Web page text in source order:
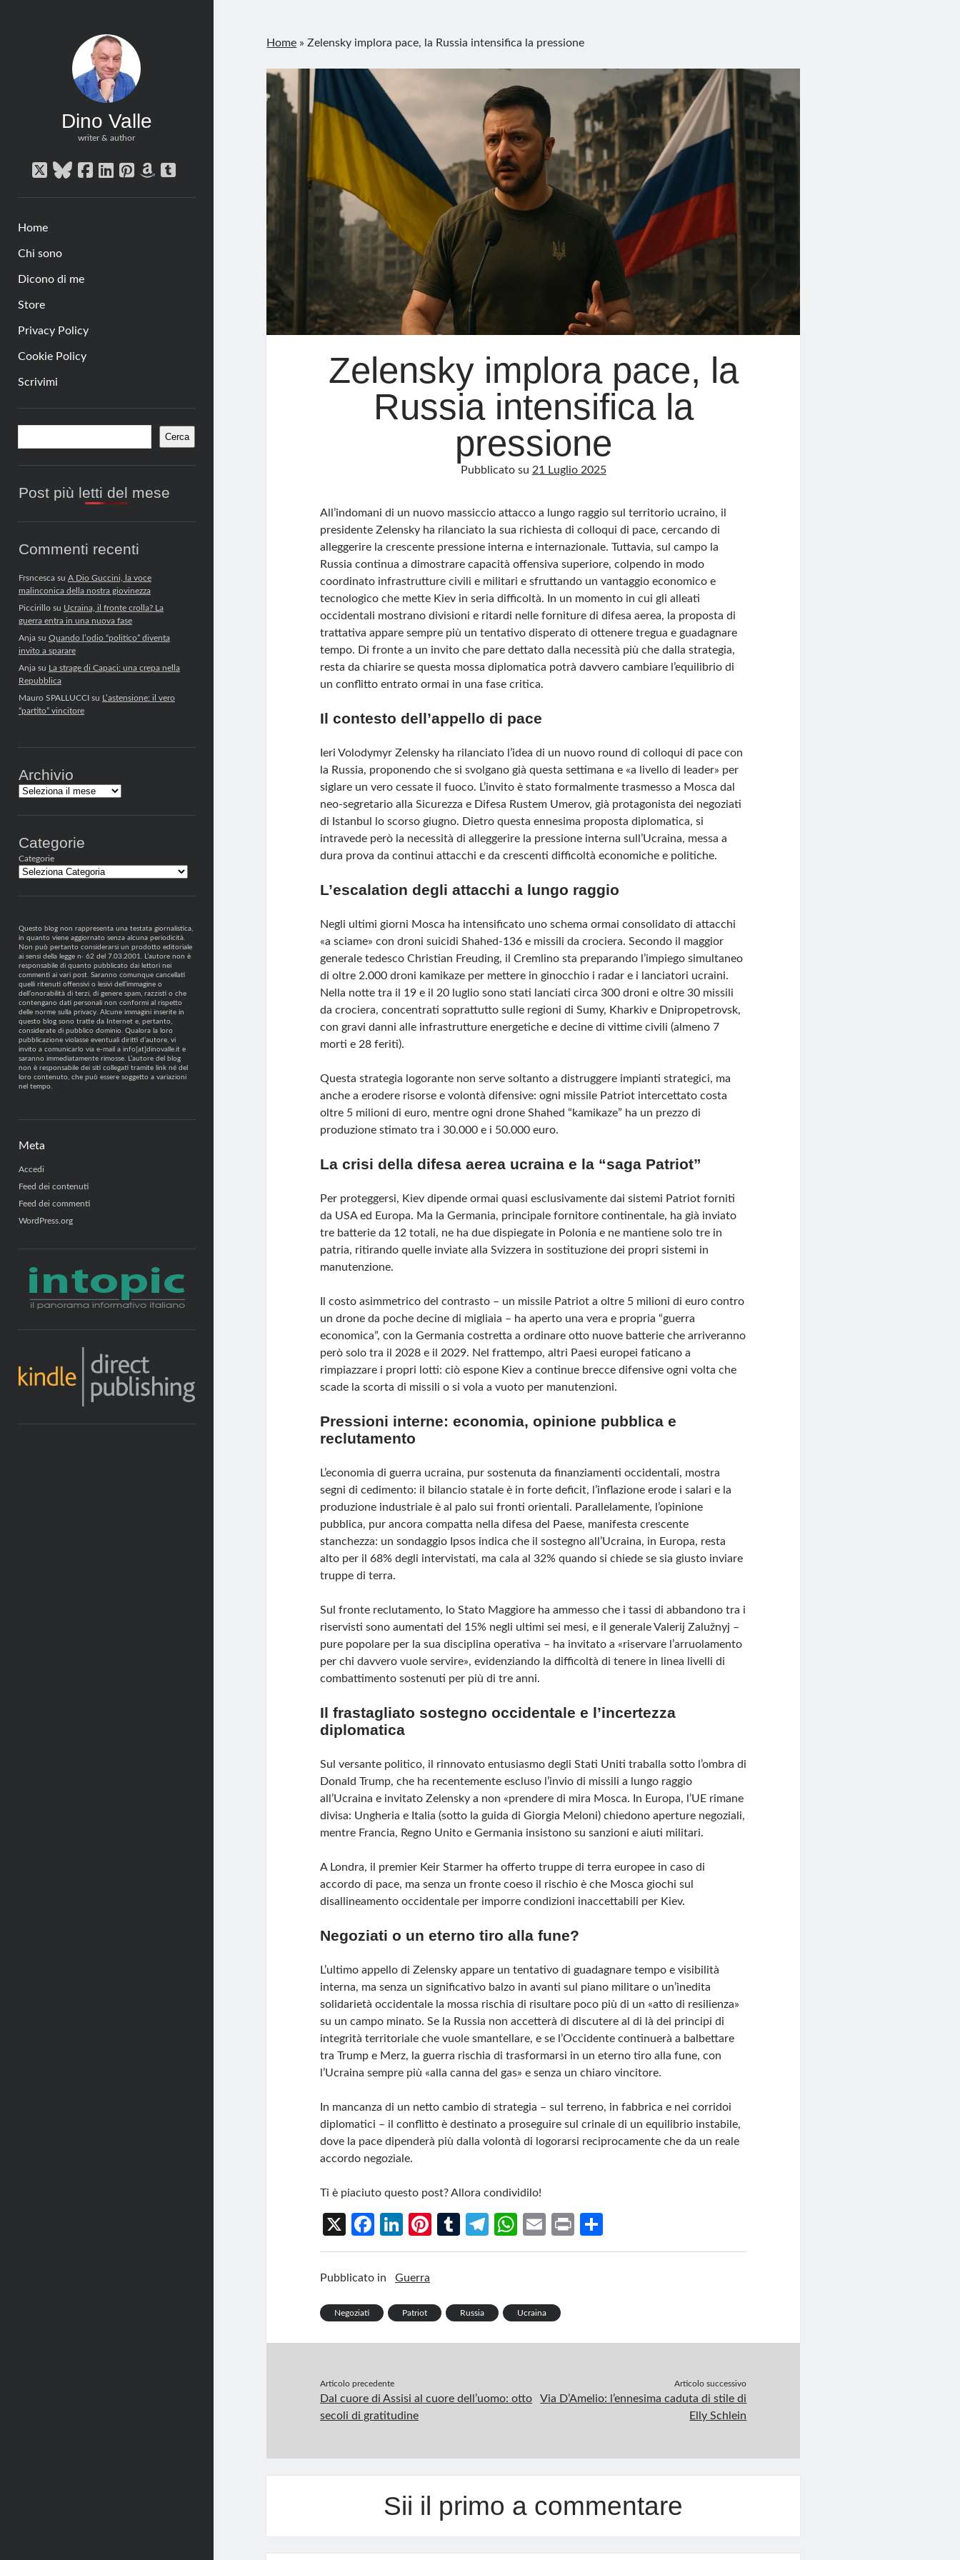
Dino Valle
writer & author
twitterbluesky
facebook
linkedin
pinterest
amazon
tumblr
Home
Chi sono
Dicono di me
Store
Privacy Policy
Cookie Policy
Scrivimi
Barra
laterale
Cerca
Post più letti del mese
Commenti recenti
Frsncescasu A Dio Guccini, la voce
malinconica della nostra giovinezza
Piccirillosu Ucraina, il fronte crolla? La
guerra entra in una nuova fase
Anjasu Quando l’odio “politico” diventa
invito a sparare
Anjasu La strage di Capaci: una crepa nella
Repubblica
Mauro SPALLUCCIsu L’astensione: il vero
“partito” vincitore
Archivio
Archivi
Categorie
Categorie
Questo blog non rappresenta una testata giornalistica,
in quanto viene aggiornato senza alcuna periodicità.
Non può pertanto considerarsi un prodotto editoriale
ai sensi della legge n· 62 del 7.03.2001. L’autore non è
responsabile di quanto pubblicato dai lettori nei
commenti ai vari post. Saranno comunque cancellati
quelli ritenuti offensivi o lesivi dell’immagine o
dell’onorabilità di terzi, di genere spam, razzisti o che
contengano dati personali non conformi al rispetto
delle norme sulla privacy. Alcune immagini inserite in
questo blog sono tratte da Internet e, pertanto,
considerate di pubblico dominio. Qualora la loro
pubblicazione violasse eventuali diritti d’autore, vi
invito a comunicarlo via e-mail a info[at]dinovalle.it e
saranno immediatamente rimosse. L’autore del blog
non è responsabile dei siti collegati tramite link né del
loro contenuto, che può essere soggetto a variazioni
nel tempo.
Meta
Accedi
Feed dei contenuti
Feed dei commenti
WordPress.org
Home »Zelensky implora pace, la Russia intensifica la pressione
Zelensky implora pace, la
Russia intensifica la
pressione
Pubblicato su 21 Luglio 2025
All’indomani di un nuovo massiccio attacco a lungo raggio sul territorio ucraino, il
presidente Zelensky ha rilanciato la sua richiesta di colloqui di pace, cercando di
alleggerire la crescente pressione interna e internazionale. Tuttavia, sul campo la
Russia continua a dimostrare capacità offensiva superiore, colpendo in modo
coordinato infrastrutture civili e militari e sfruttando un vantaggio economico e
tecnologico che mette Kiev in seria difficoltà. In un momento in cui gli alleati
occidentali mostrano divisioni e ritardi nelle forniture di difesa aerea, la proposta di
trattativa appare sempre più un tentativo disperato di ottenere tregua e guadagnare
tempo. Di fronte a un invito che pare dettato dalla necessità più che dalla strategia,
resta da chiarire se questa mossa diplomatica potrà davvero cambiare l’equilibrio di
un conflitto entrato ormai in una fase critica.
Il contesto dell’appello di pace
Ieri Volodymyr Zelensky ha rilanciato l’idea di un nuovo round di colloqui di pace con
la Russia, proponendo che si svolgano già questa settimana e «a livello di leader» per
siglare un vero cessate il fuoco. L’invito è stato formalmente trasmesso a Mosca dal
neo-segretario alla Sicurezza e Difesa Rustem Umerov, già protagonista dei negoziati
di Istanbul lo scorso giugno. Dietro questa ennesima proposta diplomatica, si
intravede però la necessità di alleggerire la pressione interna sull’Ucraina, messa a
dura prova da continui attacchi e da crescenti difficoltà economiche e politiche.
L’escalation degli attacchi a lungo raggio
Negli ultimi giorni Mosca ha intensificato uno schema ormai consolidato di attacchi
«a sciame» con droni suicidi Shahed-136 e missili da crociera. Secondo il maggior
generale tedesco Christian Freuding, il Cremlino sta preparando l’impiego simultaneo
di oltre 2.000 droni kamikaze per mettere in ginocchio i radar e i lanciatori ucraini.
Nella notte tra il 19 e il 20 luglio sono stati lanciati circa 300 droni e oltre 30 missili
da crociera, concentrati soprattutto sulle regioni di Sumy, Kharkiv e Dnipropetrovsk,
con gravi danni alle infrastrutture energetiche e decine di vittime civili (almeno 7
morti e 28 feriti).
Questa strategia logorante non serve soltanto a distruggere impianti strategici, ma
anche a erodere risorse e volontà difensive: ogni missile Patriot intercettato costa
oltre 5 milioni di euro, mentre ogni drone Shahed “kamikaze” ha un prezzo di
produzione stimato tra i 30.000 e i 50.000 euro.
La crisi della difesa aerea ucraina e la “saga Patriot”
Per proteggersi, Kiev dipende ormai quasi esclusivamente dai sistemi Patriot forniti
da USA ed Europa. Ma la Germania, principale fornitore continentale, ha già inviato
tre batterie da 12 totali, ne ha due dispiegate in Polonia e ne mantiene solo tre in
patria, ritirando quelle inviate alla Svizzera in sostituzione dei propri sistemi in
manutenzione.
Il costo asimmetrico del contrasto – un missile Patriot a oltre 5 milioni di euro contro
un drone da poche decine di migliaia – ha aperto una vera e propria “guerra
economica”, con la Germania costretta a ordinare otto nuove batterie che arriveranno
però solo tra il 2028 e il 2029. Nel frattempo, altri Paesi europei faticano a
rimpiazzare i propri lotti: ciò espone Kiev a continue brecce difensive ogni volta che
scade la scorta di missili o si vola a vuoto per manutenzioni.
Pressioni interne: economia, opinione pubblica e
reclutamento
L’economia di guerra ucraina, pur sostenuta da finanziamenti occidentali, mostra
segni di cedimento: il bilancio statale è in forte deficit, l’inflazione erode i salari e la
produzione industriale è al palo sui fronti orientali. Parallelamente, l’opinione
pubblica, pur ancora compatta nella difesa del Paese, manifesta crescente
stanchezza: un sondaggio Ipsos indica che il sostegno all’Ucraina, in Europa, resta
alto per il 68% degli intervistati, ma cala al 32% quando si chiede se sia giusto inviare
truppe di terra.
Sul fronte reclutamento, lo Stato Maggiore ha ammesso che i tassi di abbandono tra i
riservisti sono aumentati del 15% negli ultimi sei mesi, e il generale Valerij Zalužnyj –
pure popolare per la sua disciplina operativa – ha invitato a «riservare l’arruolamento
per chi davvero vuole servire», evidenziando la difficoltà di tenere in linea livelli di
combattimento sostenuti per più di tre anni.
Il frastagliato sostegno occidentale e l’incertezza
diplomatica
Sul versante politico, il rinnovato entusiasmo degli Stati Uniti traballa sotto l’ombra di
Donald Trump, che ha recentemente escluso l’invio di missili a lungo raggio
all’Ucraina e invitato Zelensky a non «prendere di mira Mosca. In Europa, l’UE rimane
divisa: Ungheria e Italia (sotto la guida di Giorgia Meloni) chiedono aperture negoziali,
mentre Francia, Regno Unito e Germania insistono su sanzioni e aiuti militari.
A Londra, il premier Keir Starmer ha offerto truppe di terra europee in caso di
accordo di pace, ma senza un fronte coeso il rischio è che Mosca giochi sul
disallineamento occidentale per imporre condizioni inaccettabili per Kiev.
Negoziati o un eterno tiro alla fune?
L’ultimo appello di Zelensky appare un tentativo di guadagnare tempo e visibilità
interna, ma senza un significativo balzo in avanti sul piano militare o un’inedita
solidarietà occidentale la mossa rischia di risultare poco più di un «atto di resilienza»
su un campo minato. Se la Russia non accetterà di discutere al di là dei principi di
integrità territoriale che vuole smantellare, e se l’Occidente continuerà a balbettare
tra Trump e Merz, la guerra rischia di trasformarsi in un eterno tiro alla fune, con
l’Ucraina sempre più «alla canna del gas» e senza un chiaro vincitore.
In mancanza di un netto cambio di strategia – sul terreno, in fabbrica e nei corridoi
diplomatici – il conflitto è destinato a proseguire sul crinale di un equilibrio instabile,
dove la pace dipenderà più dalla volontà di logorarsi reciprocamente che da un reale
accordo negoziale.
Ti è piaciuto questo post? Allora condividilo!
X
Fa
ce
b
o
k
Li
n
ke
n
Pi
nt
t
T
u
r
Te
le
m
W
h
A
p
E
m
Pr
in h
Pubblicato in Guerra
Negoziati Patriot Russia Ucraina
Articolo precedente
Dal cuore di Assisi al cuore dell’uomo: otto
secoli di gratitudine
Articolo successivo
Via D’Amelio: l’ennesima caduta di stile di
Elly Schlein
Sii il primo a commentare